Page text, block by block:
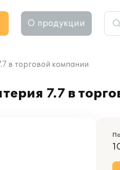
О продукции
в торговой компании
7.7 в